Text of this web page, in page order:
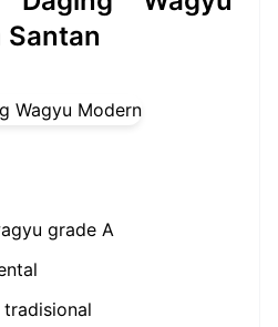
Santan
grade A
tradisional